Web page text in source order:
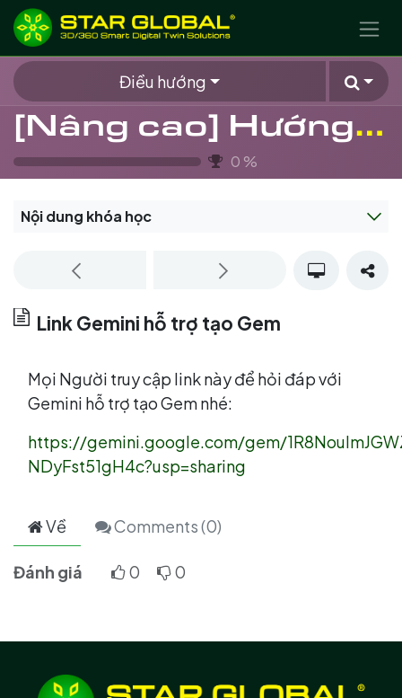
BỎ QUA ĐỂ ĐẾN NỘI DUNG
Điều hướng
[Nâng cao] Hướng dẫn sử dụng Gemini và tạo Gem hiệu quả
0 %
Nội dung khóa học
Link Gemini hỗ trợ tạo Gem
Mọi Người truy cập link này để hỏi đáp với
Gemini hỗ trợ tạo Gem nhé:
https://gemini.google.com/gem/
NDyFst51gH4c?usp=sharing
Về Comments (0)
Đánh giá 0 0